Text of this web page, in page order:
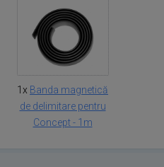
1x Banda magnetică
de delimitare pentru
Concept - 1m